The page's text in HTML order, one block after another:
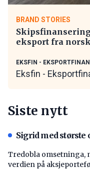
BRAND STORIES
eksport fra
EKSFIN -
Eksfin -
Siste nytt
Sigrid med
Tredobla omsetninga,
verdien på